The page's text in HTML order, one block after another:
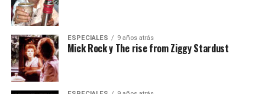
ESPECIALES 9 años atrás
Mick Rock y The rise from Ziggy Stardust